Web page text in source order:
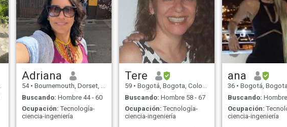
Adriana
54 • Bournemouth, Dorset, Reino Unido
Buscando: Hombre 44 - 60
Ocupación: Tecnología-
ciencia-ingeniería
Tere
59 • Bogotá, Bogota, Colombia
Buscando: Hombre 58 - 67
Ocupación: Tecnología-
ciencia-ingeniería
ana
36 • Bogotá, Bogota,
Buscando:
Ocupación:
ciencia-ingeniería